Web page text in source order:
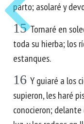
parto; asolaré y
15 Tornaré en
toda su hierba; los
estanques.
16 Y guiaré a los
supieron, les haré
conocieron;